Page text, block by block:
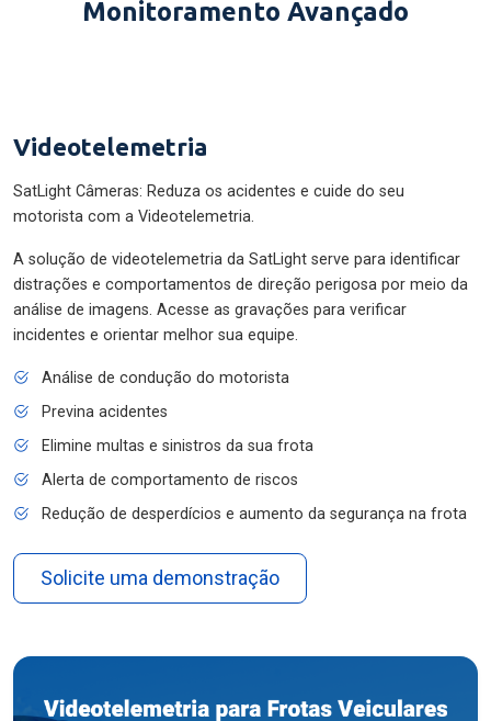
Monitoramento Avançado
Videotelemetria
SatLight Câmeras: Reduza os acidentes e cuide do seu
motorista com a Videotelemetria.
A solução de videotelemetria da SatLight serve para identificar
distrações e comportamentos de direção perigosa por meio da
análise de imagens. Acesse as gravações para verificar
incidentes e orientar melhor sua equipe.
Análise de condução do motorista
Previna acidentes
Elimine multas e sinistros da sua frota
Alerta de comportamento de riscos
Redução de desperdícios e aumento da segurança na frota
Solicite uma demonstração